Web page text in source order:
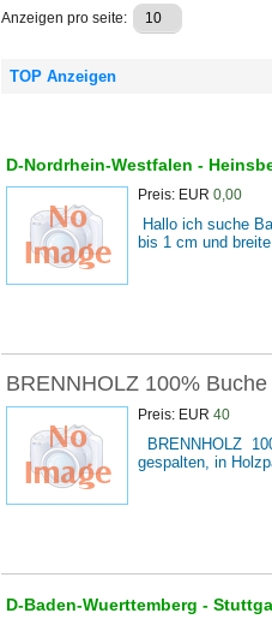
Anzeigen pro seite:
TOP Anzeigen
D-Nordrhein-Westfalen -
Preis: EUR 0,00
Hallo ich suche
bis 1 cm und
BRENNHOLZ 100%
Preis: EUR 40
BRENNHOLZ
gespalten, in
D-Baden-Wuerttemberg -